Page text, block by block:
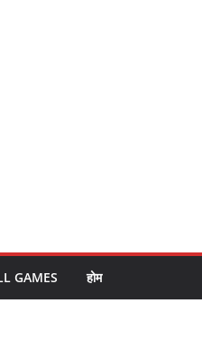
GAMES होम